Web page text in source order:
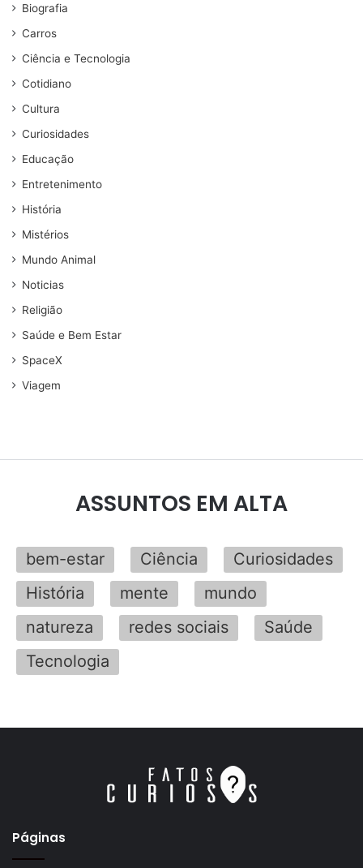
Biografia
Carros
Ciência e Tecnologia
Cotidiano
Cultura
Curiosidades
Educação
Entretenimento
História
Mistérios
Mundo Animal
Noticias
Religião
Saúde e Bem Estar
SpaceX
Viagem
ASSUNTOS EM ALTA
bem-estar Ciência
Curiosidades
História
mente
mundo
natureza
redes sociais
Saúde
Tecnologia
Páginas